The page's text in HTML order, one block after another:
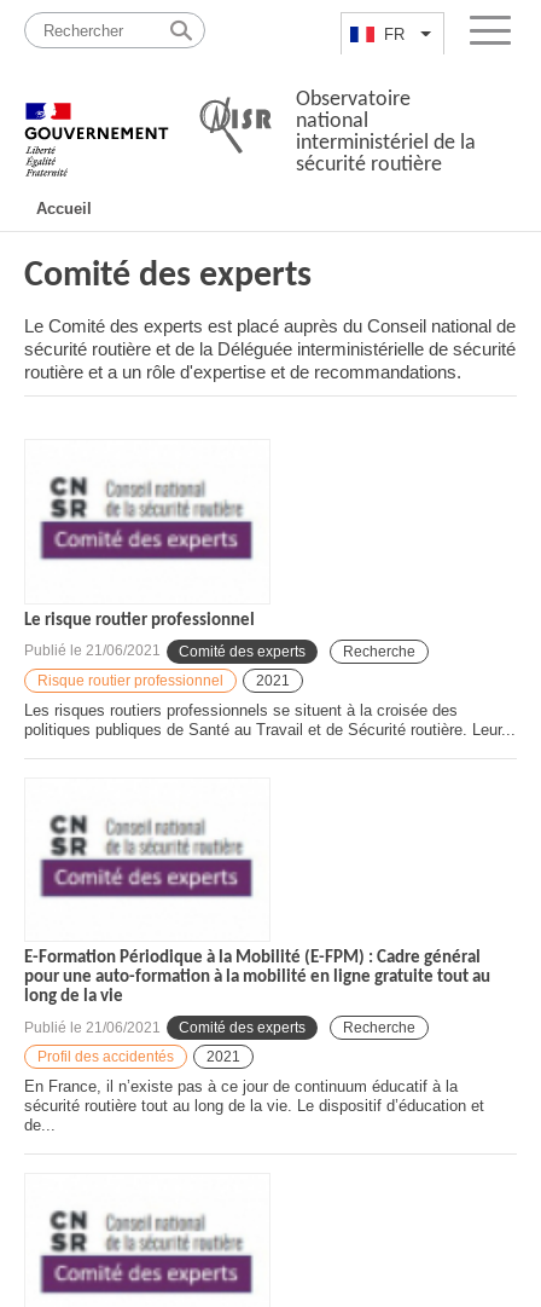
Passer
contenu
FR Lister lesMenu
Observatoire
national
interministériel de la
sécurité routière
principale
Accueil
Comité des experts
Le Comité des experts est placé auprès du Conseil national de
sécurité routière et de la Déléguée interministérielle de sécurité
routière et a un rôle d'expertise et de recommandations.
Le risque routier professionnel
Publié le 21/06/2021 Comité des experts
Recherche
Risque routier professionnel
2021
Les risques routiers professionnels se situent à la croisée des
politiques publiques de Santé au Travail et de Sécurité routière. Leur...
E-Formation Périodique à la Mobilité (E-FPM) : Cadre général
pour une auto-formation à la mobilité en ligne gratuite tout au
long de la vie
Publié le 21/06/2021 Comité des experts
Recherche
Profil des accidentés
2021
En France, il n’existe pas à ce jour de continuum éducatif à la
sécurité routière tout au long de la vie. Le dispositif d’éducation et
de...